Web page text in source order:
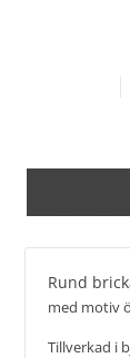
Rund
med motiv
Tillverkad i